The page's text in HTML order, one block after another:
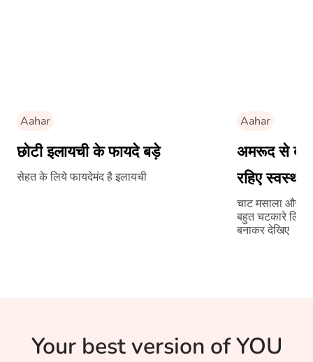
Aahar
छोटी इलायची के फायदे बड़े
सेहत के लिये फायदेमंद है इलायची
Aahar
अमरूद से
रहिए स्वस्थ
चाट मसाला और
बहुत चटकारे लिए
बनाकर देखिए
Your best version of YOU